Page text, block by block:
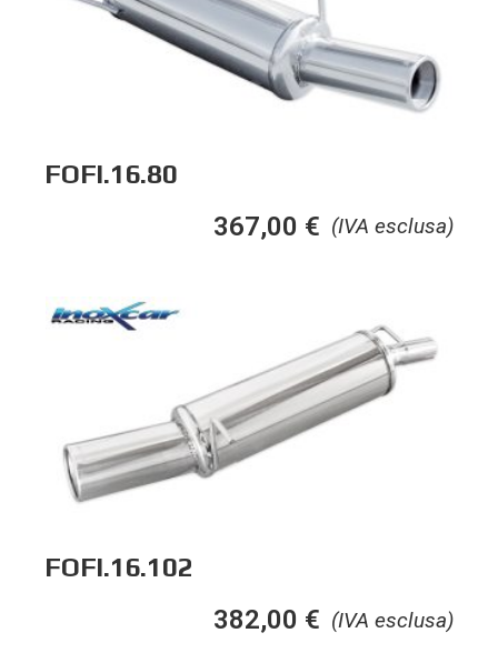
FOFI.16.80
(IVA esclusa)
367,00 €
FOFI.16.102
(IVA esclusa)
382,00 €